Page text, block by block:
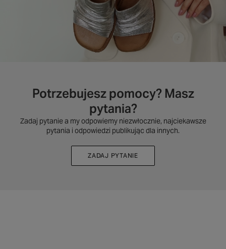
Potrzebujesz pomocy? Masz
pytania?
Zadaj pytanie a my odpowiemy niezwłocznie, najciekawsze
pytania i odpowiedzi publikując dla innych.
ZADAJ PYTANIE